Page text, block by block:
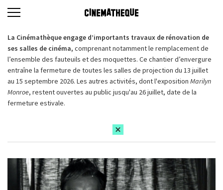
La Cinémathèque engage d’importants travaux de rénovation de
ses salles de cinéma, comprenant notamment le remplacement de
l’ensemble des fauteuils et des moquettes. Ce chantier d’envergure
entraîne la fermeture de toutes les salles de projection du 13 juillet
au 15 septembre 2026. Les autres activités, dont l'exposition Marilyn
Monroe, restent ouvertes au public jusqu'au 26 juillet, date de la
fermeture estivale.